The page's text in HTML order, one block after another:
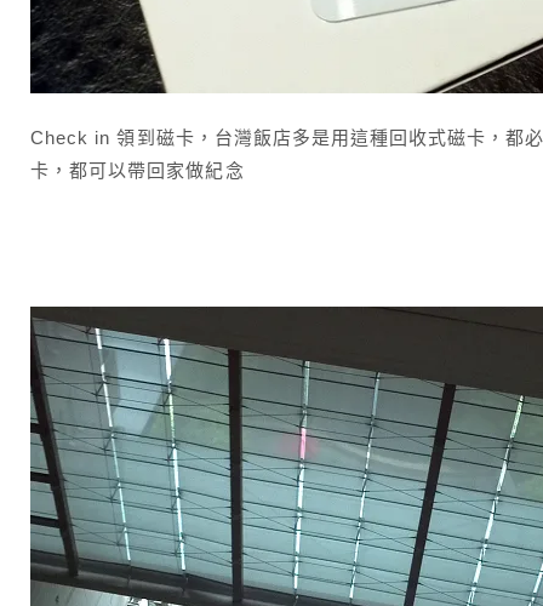
Check in 領到磁卡，台灣飯店多是用這種回收式磁卡，都
卡，都可以帶回家做紀念